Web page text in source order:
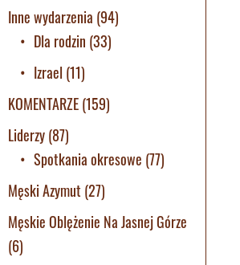
Inne wydarzenia (94)
Dla rodzin (33)
Izrael (11)
KOMENTARZE(159)
Liderzy(87)
Spotkania okresowe (77)
Męski Azymut (27)
Męskie Oblężenie Na Jasnej Górze
(6)